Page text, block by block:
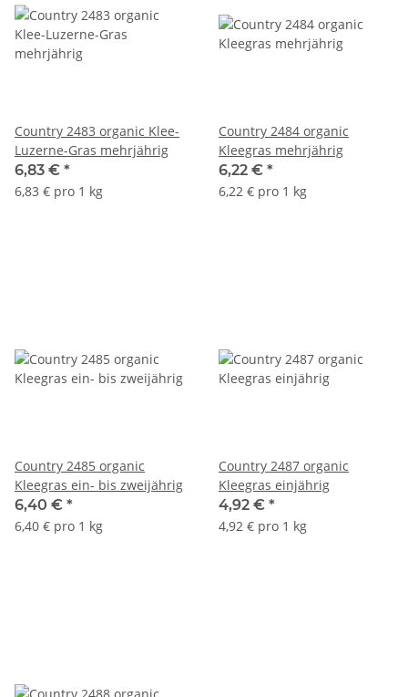
Country 2483 organic Klee-
Luzerne-Gras mehrjährig
6,83 € *
6,83 € pro 1 kg
Country 2484 organic
Kleegras mehrjährig
6,22 € *
6,22 € pro 1 kg
Country 2485 organic
Kleegras ein- bis zweijährig
6,40 € *
6,40 € pro 1 kg
Country 2487 organic
Kleegras einjährig
4,92 € *
4,92 € pro 1 kg